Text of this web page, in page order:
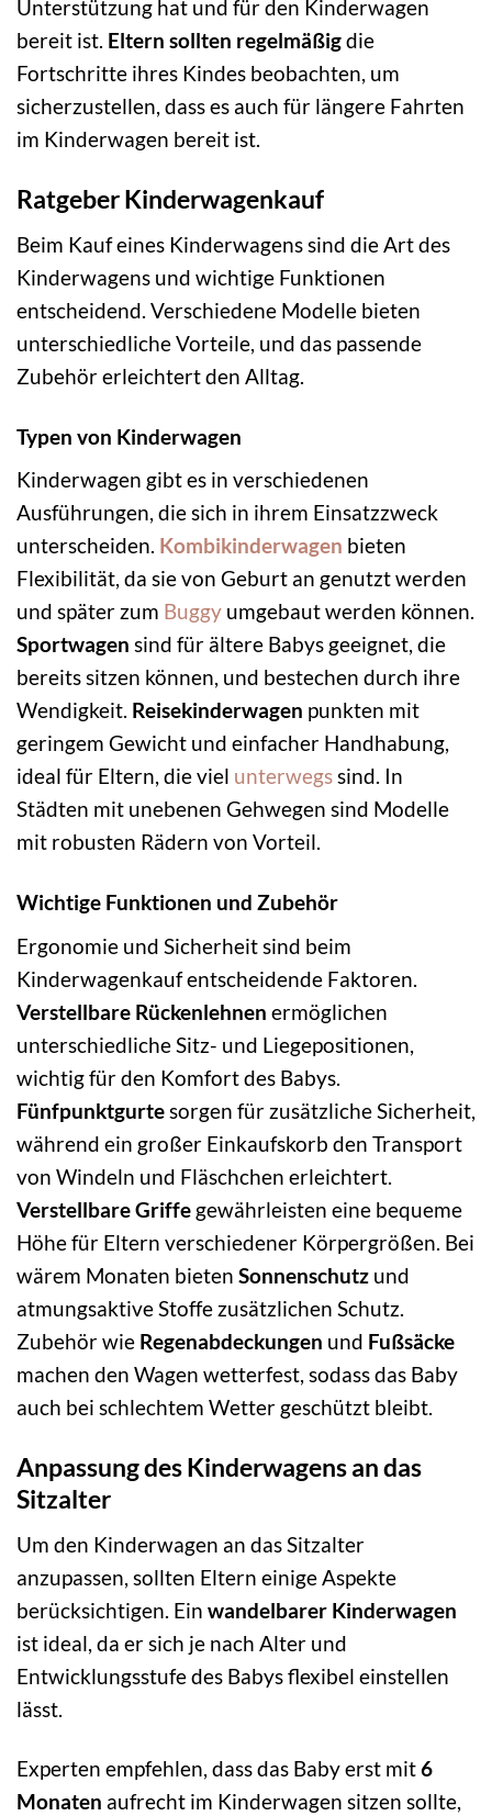
Unterstützung hat und für den Kinderwagen
bereit ist. Eltern sollten regelmäßigdie
Fortschritte ihres Kindes beobachten, um
sicherzustellen, dass es auch für längere Fahrten
im Kinderwagen bereit ist.
Ratgeber Kinderwagenkauf
Beim Kauf eines Kinderwagens sind die Art des
Kinderwagens und wichtige Funktionen
entscheidend. Verschiedene Modelle bieten
unterschiedliche Vorteile, und das passende
Zubehör erleichtert den Alltag.
Typen von Kinderwagen
Kinderwagen gibt es in verschiedenen
Ausführungen, die sich in ihrem Einsatzzweck
unterscheiden. Kombikinderwagen bieten
Flexibilität, da sie von Geburt an genutzt werden
und später zum Buggy umgebaut werden können.
Sportwagen sind für ältere Babys geeignet, die
bereits sitzen können, und bestechen durch ihre
Wendigkeit. Reisekinderwagen punkten mit
geringem Gewicht und einfacher Handhabung,
ideal für Eltern, die viel unterwegssind. In
Städten mit unebenen Gehwegen sind Modelle
mit robusten Rädern von Vorteil.
Wichtige Funktionen und Zubehör
Ergonomie und Sicherheit sind beim
Kinderwagenkauf entscheidende Faktoren.
Verstellbare Rückenlehnen ermöglichen
unterschiedliche Sitz- und Liegepositionen,
wichtig für den Komfort des Babys.
Fünfpunktgurtesorgen für zusätzliche Sicherheit,
während ein großer Einkaufskorb den Transport
von Windeln und Fläschchen erleichtert.
Verstellbare Griffe gewährleisten eine bequeme
Höhe für Eltern verschiedener Körpergrößen. Bei
wärem Monaten bieten Sonnenschutz und
atmungsaktive Stoffe zusätzlichen Schutz.
Zubehör wie Regenabdeckungen und Fußsäcke
machen den Wagen wetterfest, sodass das Baby
auch bei schlechtem Wetter geschützt bleibt.
Anpassung des Kinderwagens an das
Sitzalter
Um den Kinderwagen an das Sitzalter
anzupassen, sollten Eltern einige Aspekte
berücksichtigen. Ein wandelbarer Kinderwagen
ist ideal, da er sich je nach Alter und
Entwicklungsstufe des Babys flexibel einstellen
lässt.
Experten empfehlen, dass das Baby erst mit6
Monaten aufrecht im Kinderwagen sitzen sollte,